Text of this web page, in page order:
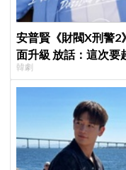
安普賢《財閥X刑警2
面升級 放話：這次要
韓劇